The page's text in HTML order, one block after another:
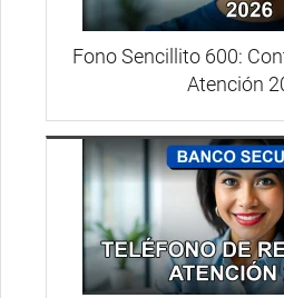
Fono Sencillito 600:
Atención